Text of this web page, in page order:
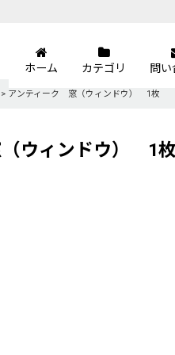
ホーム カテゴリ 問い
> アンティーク 窓（ウィンドウ） 1枚
ウィンドウ） 1枚